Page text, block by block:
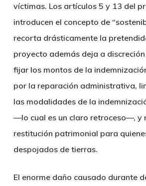
víctimas. Los artículos 5 y 13 del
introducen el concepto de
recorta drásticamente la
proyecto además deja a
fijar los montos de la
por la reparación administrativa,
las modalidades de la
—lo cual es un claro retroceso—, y
restitución patrimonial para
despojados de tierras.
El enorme daño causado durante